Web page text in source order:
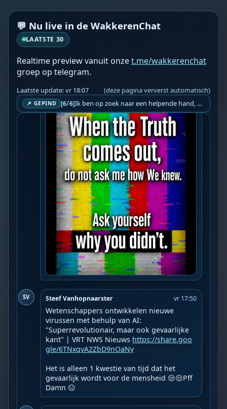
💬 Nu live in de WakkerenChat
LAATSTE 30
Realtime preview vanuit onzet.me/wakkerenchat
groep op telegram.
Laatste update: vr 18:07 (deze pagina ververst automatisch)
📌 GEPIND [6/6] Ik ben op zoek naar een helpende hand, een menselijk oog, een admin die helpt met controleren of de chat wel correct word gemodereerd word door NoMoSpam. 98% gaat automatisch goed, toch ik dit nooit helemaal loslaten en moet er altijd een mens mee blijven opletten bij elke beslissing die gemaakt word. Waar bestaan de werkzaamheden uit? Mee kijken in admin log kanaal naar alle drugs/porno/scams die voorbij komen en in het geval van een randgevalletje, ingrijpen en b.v. een verwijderd maar wel toegestaan bericht terug plaatsen met een druk op de knop. tsja zo banaal en simpel is het gesteld.. Word je hier blij van? Nee. Strookt het je ego? Nee. Word je er beter van? Nee. Kost het veel tijd? Totaal niet, consistentie en regelmaat is belangrijker dan 'er even voor kunnen gaan zitten'.. het werk is in een paar seconden gepiept.. je checkt puur of AI de juiste beslissing heeft gemaakt.. …
SV Steef Vanhopnaarster vr 17:50
Wetenschappers ontwikkelen nieuwe
virussen met behulp van AI:
"Superrevolutionair, maar ook gevaarlijke
kant" | VRT NWS Nieuws https://share.goo
gle/6TNxqvA2ZbD9nOaNy
Het is alleen 1 kwestie van tijd dat het
gevaarlijk wordt voor de mensheid 😒😒Pff
Damn 😑